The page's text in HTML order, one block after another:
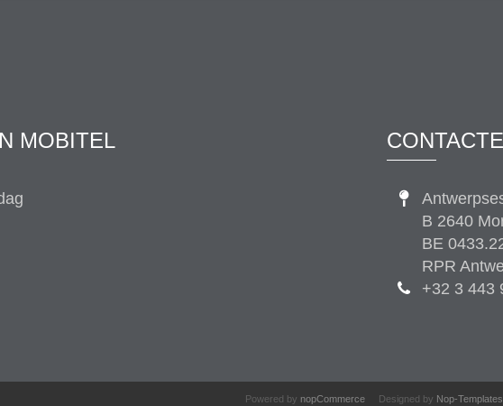
MOBITEL
B 2640
BE
RPR
+32 3 443
Powered by nopCommerce Designed by Nop-